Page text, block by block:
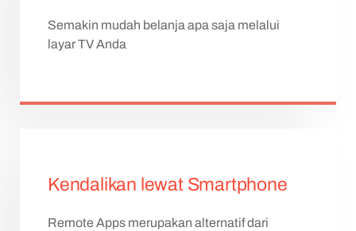
Semakin mudah belanja apa saja melalui
layar TV Anda
Kendalikan lewat Smartphone
Remote Apps merupakan alternatif dari